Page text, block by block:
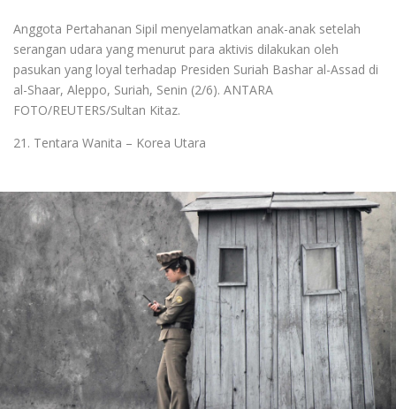
Anggota Pertahanan Sipil menyelamatkan anak-anak setelah
serangan udara yang menurut para aktivis dilakukan oleh
pasukan yang loyal terhadap Presiden Suriah Bashar al-Assad di
al-Shaar, Aleppo, Suriah, Senin (2/6). ANTARA
FOTO/REUTERS/Sultan Kitaz.
21. Tentara Wanita – Korea Utara